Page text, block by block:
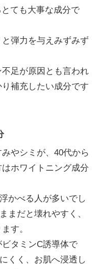
ても大事な成分で
弾力を与えみずみず
足が原因とも言われ
補充したい成分です
やシミが、40代から
ホワイトニング成分
かべる人が多いでし
まだと壊れやすく、
す。
タミンC誘導体で
くく、お肌へ浸透し